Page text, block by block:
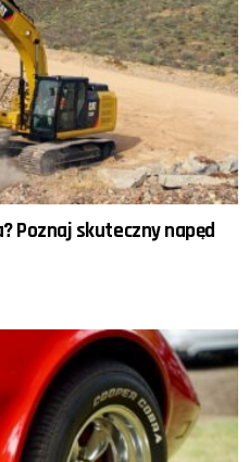
Poznaj skuteczny napęd